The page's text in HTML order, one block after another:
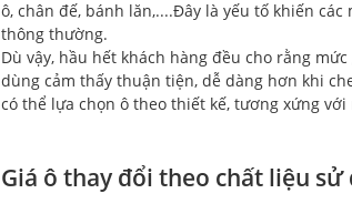
ô, chân đế, bánh lăn,....Đây là yếu tố khiến
thông thường.
Dù vậy, hầu hết khách hàng đều cho rằng
dùng cảm thấy thuận tiện, dễ dàng hơn khi
có thể lựa chọn ô theo thiết kế, tương xứng
Giá ô thay đổi theo chất liệu